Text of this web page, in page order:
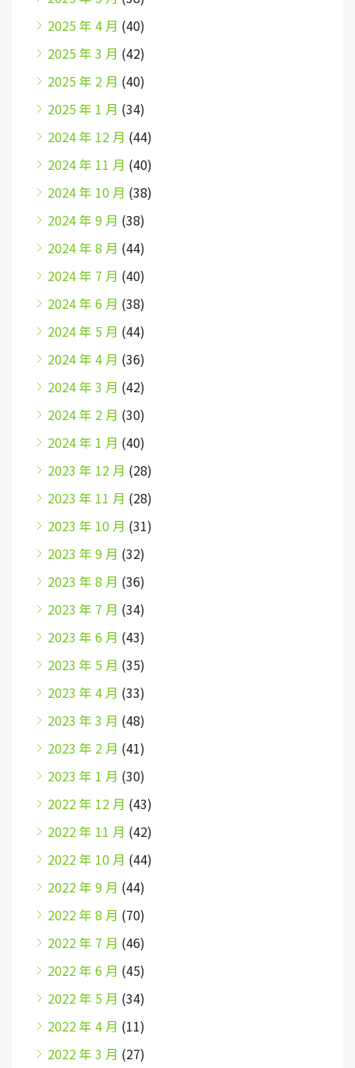
2025 年 4 月 (40)
2025 年 3 月 (42)
2025 年 2 月 (40)
2025 年 1 月 (34)
2024 年 12 月 (44)
2024 年 11 月 (40)
2024 年 10 月 (38)
2024 年 9 月 (38)
2024 年 8 月 (44)
2024 年 7 月 (40)
2024 年 6 月 (38)
2024 年 5 月 (44)
2024 年 4 月 (36)
2024 年 3 月 (42)
2024 年 2 月 (30)
2024 年 1 月 (40)
2023 年 12 月 (28)
2023 年 11 月 (28)
2023 年 10 月 (31)
2023 年 9 月 (32)
2023 年 8 月 (36)
2023 年 7 月 (34)
2023 年 6 月 (43)
2023 年 5 月 (35)
2023 年 4 月 (33)
2023 年 3 月 (48)
2023 年 2 月 (41)
2023 年 1 月 (30)
2022 年 12 月 (43)
2022 年 11 月 (42)
2022 年 10 月 (44)
2022 年 9 月 (44)
2022 年 8 月 (70)
2022 年 7 月 (46)
2022 年 6 月 (45)
2022 年 5 月 (34)
2022 年 4 月 (11)
2022 年 3 月 (27)